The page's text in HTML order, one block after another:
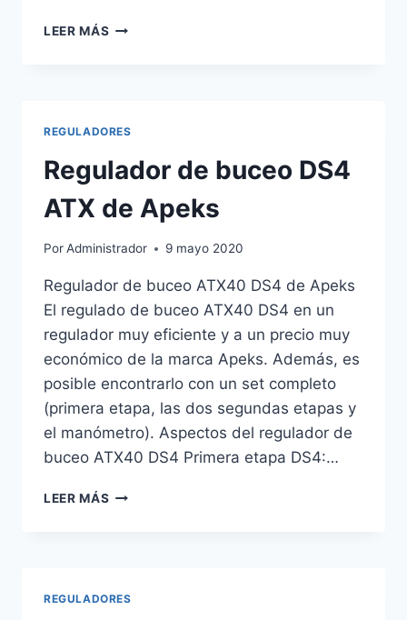
LEER MÁS REGULADOR
DE
CRESSI
REGULADORES
Regulador de buceo DS4
ATX de Apeks
PorAdministrador 9 mayo 2020
Regulador de buceo ATX40 DS4 de Apeks
El regulado de buceo ATX40 DS4 en un
regulador muy eficiente y a un precio muy
económico de la marca Apeks. Además, es
posible encontrarlo con un set completo
(primera etapa, las dos segundas etapas y
el manómetro). Aspectos del regulador de
buceo ATX40 DS4 Primera etapa DS4:…
LEER MÁS REGULADOR
REGULADORES